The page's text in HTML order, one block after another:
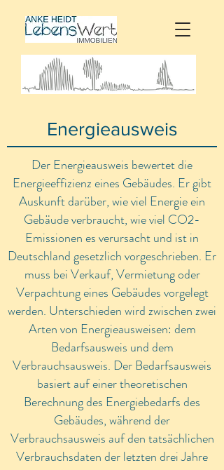
Energieausweis
Der Energieausweis bewertet die
Energieeffizienz eines Gebäudes. Er gibt
Auskunft darüber, wie viel Energie ein
Gebäude verbraucht, wie viel CO2-
Emissionen es verursacht und ist in
Deutschland gesetzlich vorgeschrieben. Er
muss bei Verkauf, Vermietung oder
Verpachtung eines Gebäudes vorgelegt
werden. Unterschieden wird zwischen zwei
Arten von Energieausweisen: dem
Bedarfsausweis und dem
Verbrauchsausweis. Der Bedarfsausweis
basiert auf einer theoretischen
Berechnung des Energiebedarfs des
Gebäudes, während der
Verbrauchsausweis auf den tatsächlichen
Verbrauchsdaten der letzten drei Jahre